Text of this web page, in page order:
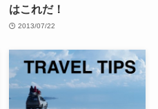
はこれだ！
2013/07/22